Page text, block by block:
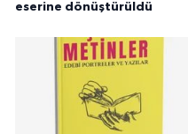
eserine dönüştürüldü